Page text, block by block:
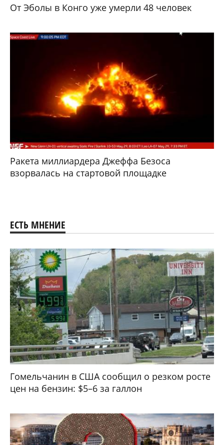
От Эболы в Конго уже умерли 48 человек
Ракета миллиардера Джеффа Безоса
взорвалась на стартовой площадке
ЕСТЬ МНЕНИЕ
Гомельчанин в США сообщил о резком росте
цен на бензин: $5–6 за галлон